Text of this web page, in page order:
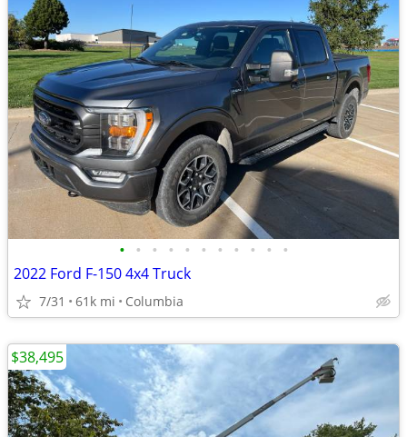
• • • • • • • • • • •
2022 Ford F-150 4x4 Truck
7/31 61k mi Columbia
$38,495